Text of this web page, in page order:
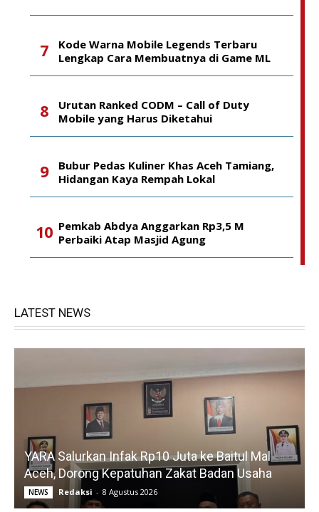
Kode Warna Mobile Legends Terbaru
Lengkap Cara Membuatnya di Game ML
Urutan Ranked CODM – Call of Duty
Mobile yang Harus Diketahui
Bubur Pedas Kuliner Khas Aceh Tamiang,
Hidangan Kaya Rempah Lokal
Pemkab Abdya Anggarkan Rp3,5 M
Perbaiki Atap Masjid Agung
LATEST NEWS
YARA Salurkan Infak Rp10 Juta ke Baitul Mal
Aceh, Dorong Kepatuhan Zakat Badan Usaha
NEWS Redaksi - 8 Agustus 2026